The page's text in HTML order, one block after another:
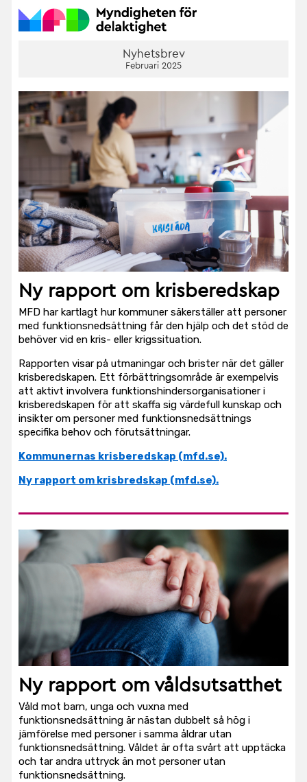
Nyhetsbrev
Februari 2025
Ny rapport om krisberedskap
MFD har kartlagt hur kommuner säkerställer att personer
med funktionsnedsättning får den hjälp och det stöd de
behöver vid en kris- eller krigssituation.
Rapporten visar på utmaningar och brister när det gäller
krisberedskapen. Ett förbättringsområde är exempelvis
att aktivt involvera funktionshindersorganisationer i
krisberedskapen för att skaffa sig värdefull kunskap och
insikter om personer med funktionsnedsättnings
specifika behov och förutsättningar.
Kommunernas krisberedskap (mfd.se).
Ny rapport om krisbredskap (mfd.se).
Ny rapport om våldsutsatthet
Våld mot barn, unga och vuxna med
funktionsnedsättning är nästan dubbelt så hög i
jämförelse med personer i samma åldrar utan
funktionsnedsättning. Våldet är ofta svårt att upptäcka
och tar andra uttryck än mot personer utan
funktionsnedsättning.